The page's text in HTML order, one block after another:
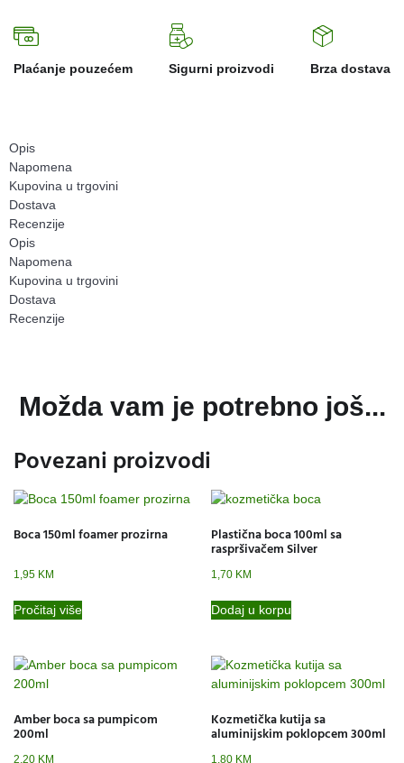
Plaćanje pouzećem Sigurni proizvodi Brza dostava
Opis
Napomena
Kupovina u trgovini
Dostava
Recenzije
Opis
Napomena
Kupovina u trgovini
Dostava
Recenzije
Možda vam je potrebno još...
Povezani proizvodi
Boca 150ml foamer prozirna
1,95 KM
Pročitaj više
Plastična boca 100ml sa
raspršivačem Silver
1,70 KM
Dodaj u korpu
Amber boca sa pumpicom
200ml
2,20 KM
Kozmetička kutija sa
aluminijskim poklopcem 300ml
1,80 KM